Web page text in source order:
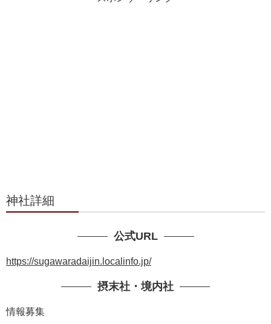
神社詳細
公式URL
https://sugawaradaijin.localinfo.jp/
摂末社・境内社
情報募集